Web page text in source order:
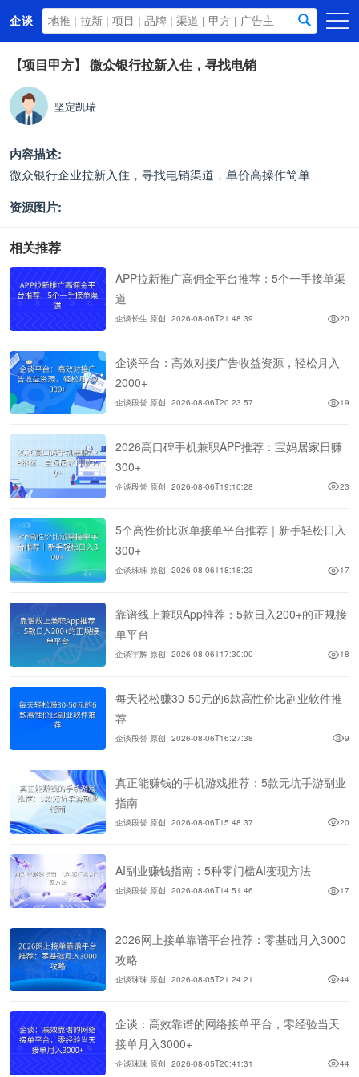
企谈
首页
商务资源
资讯动态
关于我们
【项目甲方】 微众银行拉新入住，寻找电销
坚定凯瑞
内容描述:
微众银行企业拉新入住，寻找电销渠道，单价高操作简单
资源图片:
相关推荐
APP拉新推广高佣金平台推荐：5个一手接单渠
道
企谈长生 原创 2026-08-06T21:48:39 20
企谈平台：高效对接广告收益资源，轻松月入
2000+
企谈段誉 原创 2026-08-06T20:23:57 19
2026高口碑手机兼职APP推荐：宝妈居家日赚
300+
企谈段誉 原创 2026-08-06T19:10:28 23
5个高性价比派单接单平台推荐｜新手轻松日入
300+
企谈珠珠 原创 2026-08-06T18:18:23 17
靠谱线上兼职App推荐：5款日入200+的正规接
单平台
企谈宇辉 原创 2026-08-06T17:30:00 18
每天轻松赚30-50元的6款高性价比副业软件推
荐
企谈段誉 原创 2026-08-06T16:27:38 9
真正能赚钱的手机游戏推荐：5款无坑手游副业
指南
企谈段誉 原创 2026-08-06T15:48:37 20
AI副业赚钱指南：5种零门槛AI变现方法
企谈段誉 原创 2026-08-06T14:51:46 17
2026网上接单靠谱平台推荐：零基础月入3000
攻略
企谈珠珠 原创 2026-08-05T21:24:21 44
企谈：高效靠谱的网络接单平台，零经验当天
接单月入3000+
企谈珠珠 原创 2026-08-05T20:41:31 44